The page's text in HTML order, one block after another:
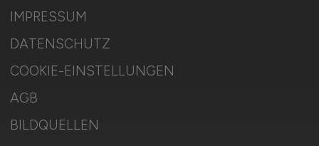
IMPRESSUM
DATENSCHUTZ
COOKIE-EINSTELLUNGEN
AGB
BILDQUELLEN